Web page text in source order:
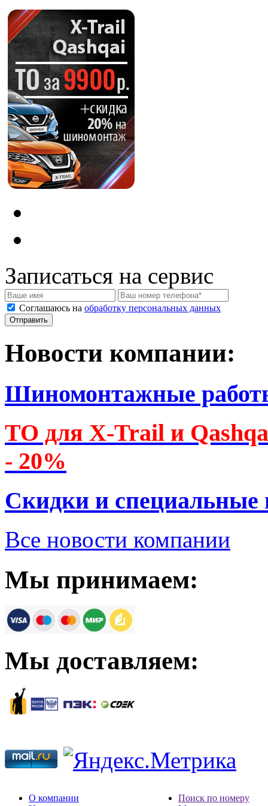
Записаться на сервис
Соглашаюсь на обработку персональных данных
Новости компании:
Шиномонтажные
ТО для X-Trail и
- 20%
Скидки и специальные
Все новости компании
Мы принимаем:
Мы доставляем:
О компании
Поиск по номеру